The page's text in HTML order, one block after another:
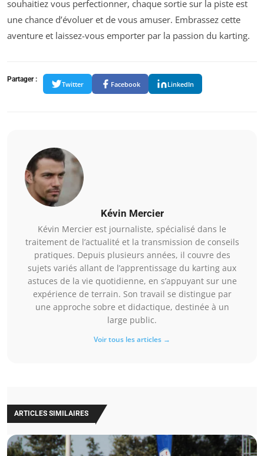
souhaitiez vous perfectionner, chaque sortie sur la piste est
une chance d’évoluer et de vous amuser. Embrassez cette
aventure et laissez-vous emporter par la passion du karting.
Partager :
Twitter Facebook LinkedIn
Kévin Mercier
Kévin Mercier est journaliste, spécialisé dans le
traitement de l’actualité et la transmission de conseils
pratiques. Depuis plusieurs années, il couvre des
sujets variés allant de l’apprentissage du karting aux
astuces de la vie quotidienne, en s’appuyant sur une
expérience de terrain. Son travail se distingue par
une approche sobre et didactique, destinée à un
large public.
Voir tous les articles →
ARTICLES SIMILAIRES